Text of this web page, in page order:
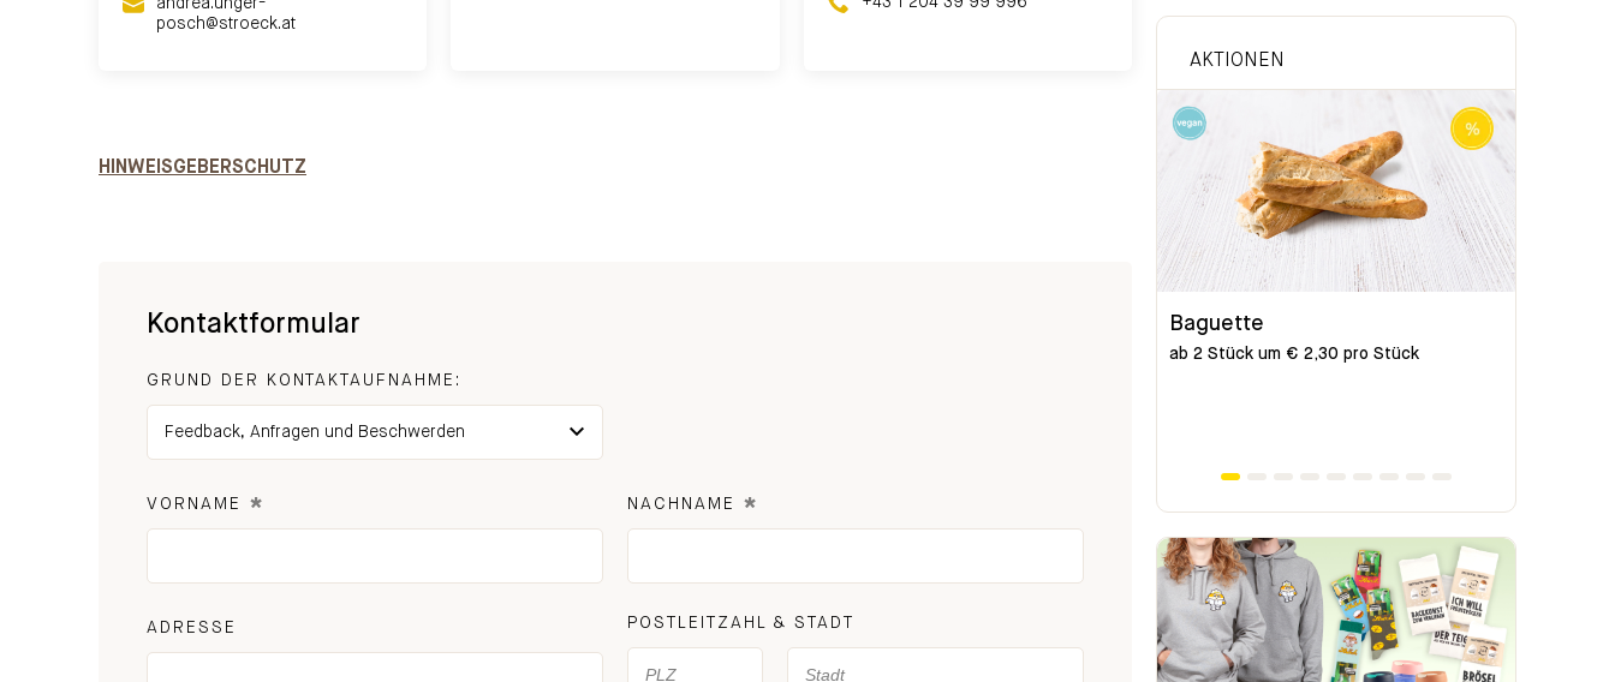
andrea.unger-
posch@stroeck.at
HINWEISGEBERSCHUTZ
Kontaktformular
GRUND DER KONTAKTAUFNAHME:
VORNAME * NACHNAME *
ADRESSE POSTLEITZAHL & STADT
AKTIONEN
Baguette
ab 2 Stück um € 2,30 pro Stück